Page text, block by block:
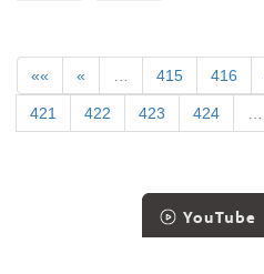
«« « 415 416
421 422 423 424